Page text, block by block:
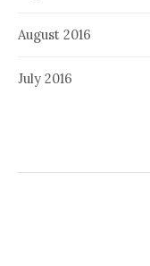
August 2016
July 2016